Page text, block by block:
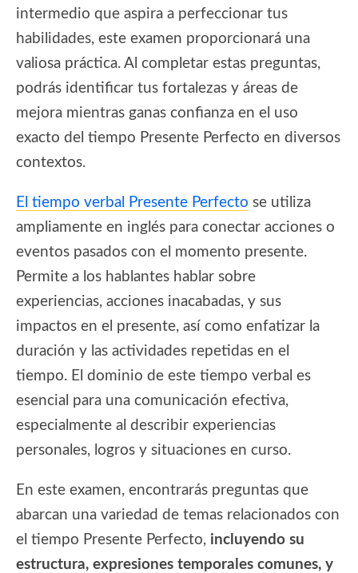
intermedio que aspira a perfeccionar tus
habilidades, este examen proporcionará una
valiosa práctica. Al completar estas preguntas,
podrás identificar tus fortalezas y áreas de
mejora mientras ganas confianza en el uso
exacto del tiempo Presente Perfecto en diversos
contextos.
El tiempo verbal Presente Perfecto se utiliza
ampliamente en inglés para conectar acciones o
eventos pasados con el momento presente.
Permite a los hablantes hablar sobre
experiencias, acciones inacabadas, y sus
impactos en el presente, así como enfatizar la
duración y las actividades repetidas en el
tiempo. El dominio de este tiempo verbal es
esencial para una comunicación efectiva,
especialmente al describir experiencias
personales, logros y situaciones en curso.
En este examen, encontrarás preguntas que
abarcan una variedad de temas relacionados con
el tiempo Presente Perfecto, incluyendo su
estructura, expresiones temporales comunes, y